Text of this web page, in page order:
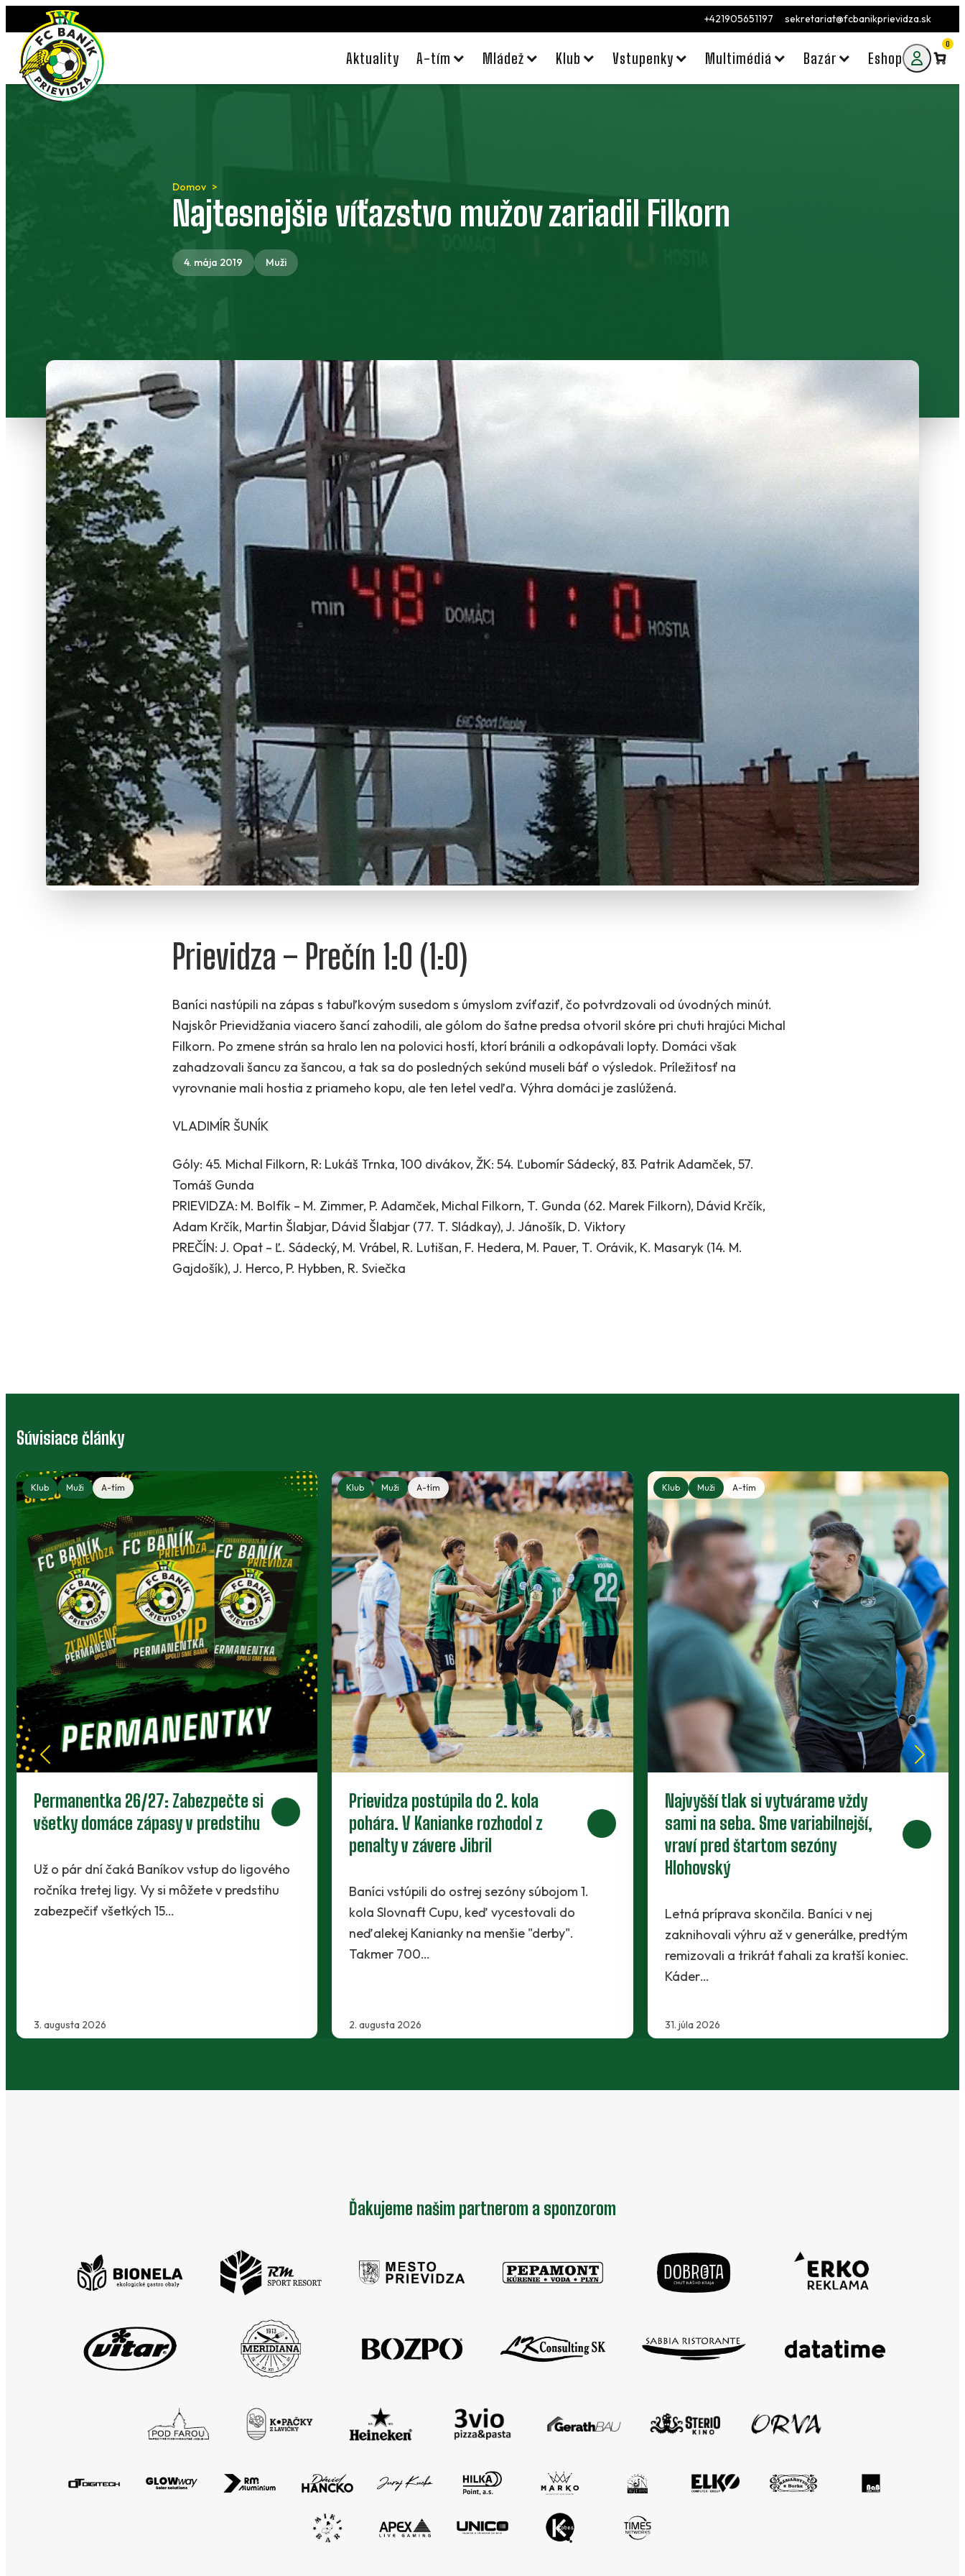
Preskočiť
na
obsah
+421905651197 sekretariat@fcbanikprievidza.sk
Aktuality A-tím Mládež Klub Vstupenky Multimédiá Bazár Eshop
0
Domov
Najtesnejšie víťazstvo mužov zariadil Filkorn
4. mája 2019 Muži
Prievidza – Prečín 1:0 (1:0)
Baníci nastúpili na zápas s tabuľkovým susedom s úmyslom zvíťaziť, čo potvrdzovali od úvodných minút.
Najskôr Prievidžania viacero šancí zahodili, ale gólom do šatne predsa otvoril skóre pri chuti hrajúci Michal
Filkorn. Po zmene strán sa hralo len na polovici hostí, ktorí bránili a odkopávali lopty. Domáci však
zahadzovali šancu za šancou, a tak sa do posledných sekúnd museli báť o výsledok. Príležitosť na
vyrovnanie mali hostia z priameho kopu, ale ten letel vedľa. Výhra domáci je zaslúžená.
VLADIMÍR ŠUNÍK
Góly: 45. Michal Filkorn, R: Lukáš Trnka, 100 divákov, ŽK: 54. Ľubomír Sádecký, 83. Patrik Adamček, 57.
Tomáš Gunda
PRIEVIDZA: M. Bolfík – M. Zimmer, P. Adamček, Michal Filkorn, T. Gunda (62. Marek Filkorn), Dávid Krčík,
Adam Krčík, Martin Šlabjar, Dávid Šlabjar (77. T. Sládkay), J. Jánošík, D. Viktory
PREČÍN: J. Opat – Ľ. Sádecký, M. Vrábel, R. Lutišan, F. Hedera, M. Pauer, T. Orávik, K. Masaryk (14. M.
Gajdošík), J. Herco, P. Hybben, R. Sviečka
Súvisiace články
Klub Muži A-tím
Piaty legionár do partie. Za Baník
bude hrať ofenzívny stredopoliar
30. júla 2026
Káder Prievidze sa rozšíril najnovšie o
Maksyma Radchenka. Legionár z Ukrajiny sa s
Klub Muži A-tím
Nové zmluvy pre trojicu
perspektívnych dorastencov
29. júla 2026
realizačný tím traja mladíci - Maroš Lahký,
Filip Krpelan a Ľudovít Lenhart. Prví dvaja…
Klub Muži A-tím
Baníci uzavreli letnú prípravu. V
generálke zdolali Martin
29. júla 2026
Zverenci Filipa Hlohovského ukončili letný dril
domácom trávniku zdolali treťoligový Martin
2:1 a ideálne…
Ďakujeme našim partnerom a sponzorom